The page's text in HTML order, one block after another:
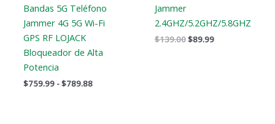
Bandas 5G Teléfono
Jammer 4G 5G Wi-Fi
GPS RF LOJACK
Bloqueador de Alta
Potencia
$759.99 -$789.88
Jammer
2.4GHZ/5.2GHZ/5.8GHZ
$139.00$89.99